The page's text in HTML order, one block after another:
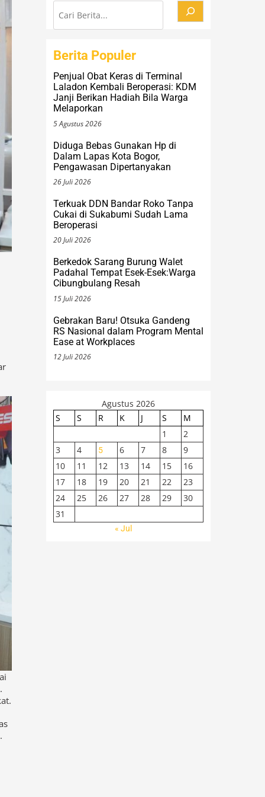
Penjual Obat Keras di Terminal
Janji Berikan Hadiah Bila Warga
Melaporkan
5 Agustus 2026
Diduga Bebas Gunakan Hp di
Pengawasan Dipertanyakan
26 Juli 2026
Terkuak DDN Bandar Roko Tanpa
Beroperasi
20 Juli 2026
Berkedok Sarang Burung Walet
Cibungbulang Resah
15 Juli 2026
Gebrakan Baru! Otsuka Gandeng
Ease at Workplaces
12 Juli 2026
1
2
3
4 5 6 7 8
9
10
11 12 13 14 15
16
17
18 19 20 21 22
23
24
25 26 27 28 29
30
31
« Jul